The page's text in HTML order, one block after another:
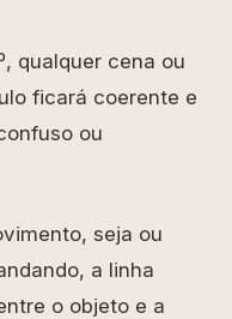
qualquer cena ou
ficará coerente e
ou
seja ou
a linha
o objeto e a